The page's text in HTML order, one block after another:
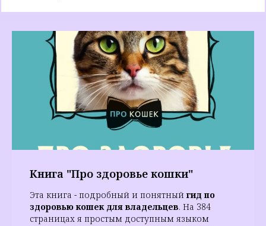
Книга "Про здоровье кошки"
Эта книга - подробный и понятныйгид по
здоровью кошек для владельцев. На 384
страницах я простым доступным языком